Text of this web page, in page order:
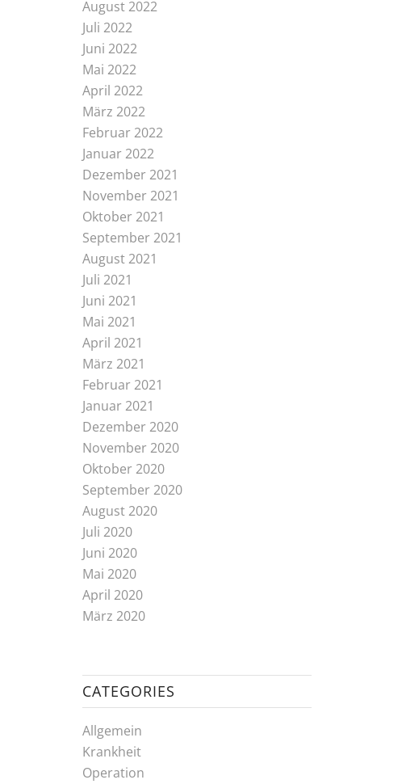
August 2022
Juli 2022
Juni 2022
Mai 2022
April 2022
März 2022
Februar 2022
Januar 2022
Dezember 2021
November 2021
Oktober 2021
September 2021
August 2021
Juli 2021
Juni 2021
Mai 2021
April 2021
März 2021
Februar 2021
Januar 2021
Dezember 2020
November 2020
Oktober 2020
September 2020
August 2020
Juli 2020
Juni 2020
Mai 2020
April 2020
März 2020
CATEGORIES
Allgemein
Krankheit
Operation